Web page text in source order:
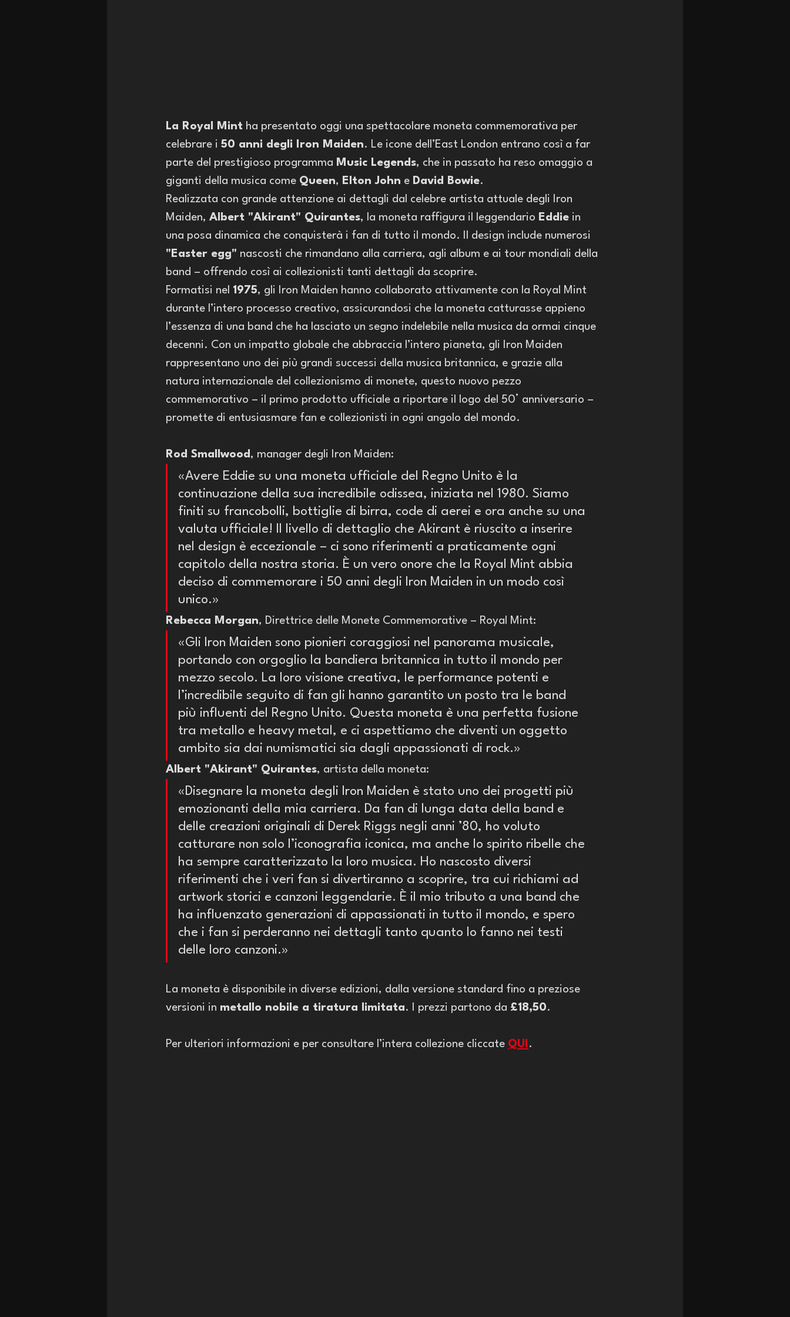
La Royal Mint ha presentato oggi una spettacolare moneta commemorativa per
celebrare i 50 anni degli Iron Maiden. Le icone dell’East London entrano così a far
parte del prestigioso programma Music Legends, che in passato ha reso omaggio a
giganti della musica come Queen, Elton John e David Bowie.
Realizzata con grande attenzione ai dettagli dal celebre artista attuale degli Iron
Maiden, Albert "Akirant" Quirantes, la moneta raffigura il leggendario Eddie in
una posa dinamica che conquisterà i fan di tutto il mondo. Il design include numerosi
"Easter egg" nascosti che rimandano alla carriera, agli album e ai tour mondiali della
band – offrendo così ai collezionisti tanti dettagli da scoprire.
Formatisi nel 1975, gli Iron Maiden hanno collaborato attivamente con la Royal Mint
durante l’intero processo creativo, assicurandosi che la moneta catturasse appieno
l’essenza di una band che ha lasciato un segno indelebile nella musica da ormai cinque
decenni. Con un impatto globale che abbraccia l’intero pianeta, gli Iron Maiden
rappresentano uno dei più grandi successi della musica britannica, e grazie alla
natura internazionale del collezionismo di monete, questo nuovo pezzo
commemorativo – il primo prodotto ufficiale a riportare il logo del 50° anniversario –
promette di entusiasmare fan e collezionisti in ogni angolo del mondo.
Rod Smallwood , manager degli Iron Maiden:
«Avere Eddie su una moneta ufficiale del Regno Unito è la
continuazione della sua incredibile odissea, iniziata nel 1980. Siamo
finiti su francobolli, bottiglie di birra, code di aerei e ora anche su una
valuta ufficiale! Il livello di dettaglio che Akirant è riuscito a inserire
nel design è eccezionale – ci sono riferimenti a praticamente ogni
capitolo della nostra storia. È un vero onore che la Royal Mint abbia
deciso di commemorare i 50 anni degli Iron Maiden in un modo così
unico.»
Rebecca Morgan, Direttrice delle Monete Commemorative – Royal Mint:
«Gli Iron Maiden sono pionieri coraggiosi nel panorama musicale,
portando con orgoglio la bandiera britannica in tutto il mondo per
mezzo secolo. La loro visione creativa, le performance potenti e
l’incredibile seguito di fan gli hanno garantito un posto tra le band
più influenti del Regno Unito. Questa moneta è una perfetta fusione
tra metallo e heavy metal, e ci aspettiamo che diventi un oggetto
ambito sia dai numismatici sia dagli appassionati di rock.»
Albert "Akirant" Quirantes, artista della moneta:
«Disegnare la moneta degli Iron Maiden è stato uno dei progetti più
emozionanti della mia carriera. Da fan di lunga data della band e
delle creazioni originali di Derek Riggs negli anni ’80, ho voluto
catturare non solo l’iconografia iconica, ma anche lo spirito ribelle che
ha sempre caratterizzato la loro musica. Ho nascosto diversi
riferimenti che i veri fan si divertiranno a scoprire, tra cui richiami ad
artwork storici e canzoni leggendarie. È il mio tributo a una band che
ha influenzato generazioni di appassionati in tutto il mondo, e spero
che i fan si perderanno nei dettagli tanto quanto lo fanno nei testi
delle loro canzoni.»
La moneta è disponibile in diverse edizioni, dalla versione standard fino a preziose
versioni in metallo nobile a tiratura limitata. I prezzi partono da £18,50.
Per ulteriori informazioni e per consultare l’intera collezione cliccate QUI .